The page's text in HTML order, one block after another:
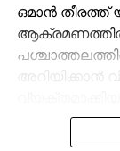
ഒമാൻ
ആക്രമണത്തിൽ
അറിയിക്കാൻ
സൈന്യം